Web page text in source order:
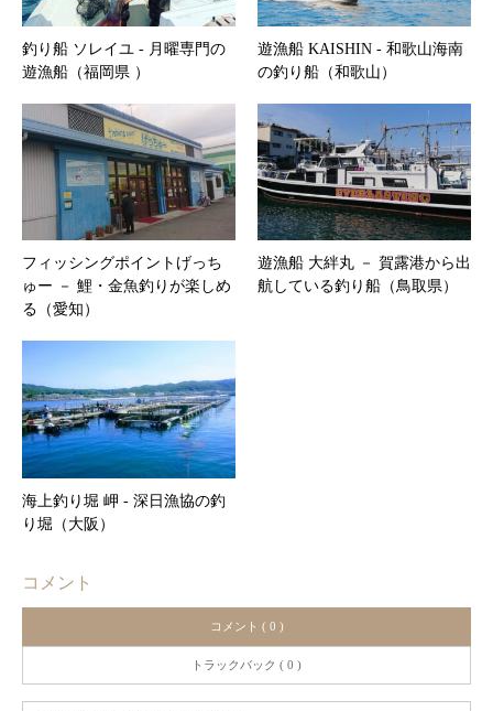
釣り船 ソレイユ ‐ 月曜専門の
遊漁船（福岡県 ）
遊漁船 KAISHIN ‐ 和歌山海南
の釣り船（和歌山）
フィッシングポイントげっち
ゅー － 鯉・金魚釣りが楽しめ
る（愛知）
遊漁船 大絆丸 － 賀露港から出
航している釣り船（鳥取県）
海上釣り堀 岬 ‐ 深日漁協の釣
り堀（大阪）
コメント
コメント ( 0 )
トラックバック ( 0 )